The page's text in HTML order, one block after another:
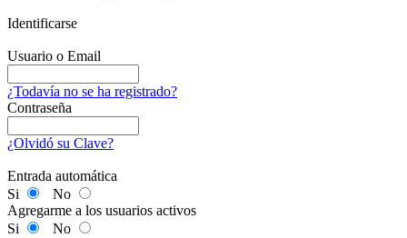
Identificarse
Usuario o Email
¿Todavía no se ha registrado?
Contraseña
¿Olvidó su Clave?
Entrada automática
Si
No
Agregarme a los usuarios activos
Si
No